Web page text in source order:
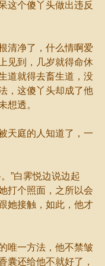
个傻丫头做出违反
净了，什么情啊爱
见到，几岁就得命休
道就得去畜生道，没
，这傻丫头却成了他
想透。
庭的人知道了，一
”白霁悦边说边起
打个照面，之所以会
她接触，如此，他才
一方法，他不禁皱
囊还给他不就好了，